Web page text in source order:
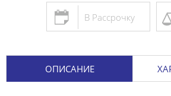
В Рассрочку
ОПИСАНИЕ